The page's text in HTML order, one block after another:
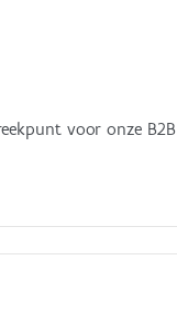
voor onze